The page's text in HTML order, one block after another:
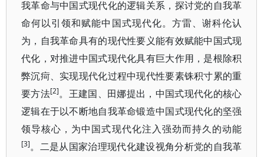
我革命与中国式现代化的逻辑关系，探讨党的自我革
命何以引领和赋能中国式现代化。方雷、谢科伦认
为，自我革命具有的现代性要义能有效赋能中国式现
代化，对推进中国式现代化具有巨大作用，是根除积
弊沉疴、实现现代化过程中现代性要素铢积寸累的重
要方法[2]。王建国、田娜提出，中国式现代化的核心
逻辑在于以不断地自我革命锻造中国式现代化的坚强
领导核心，为中国式现代化注入强劲而持久的动能
[3]。二是从国家治理现代化建设视角分析党的自我革